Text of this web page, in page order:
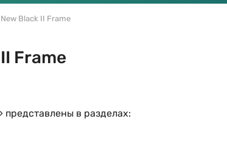
New Black II Frame
Frame
представлены в разделах: